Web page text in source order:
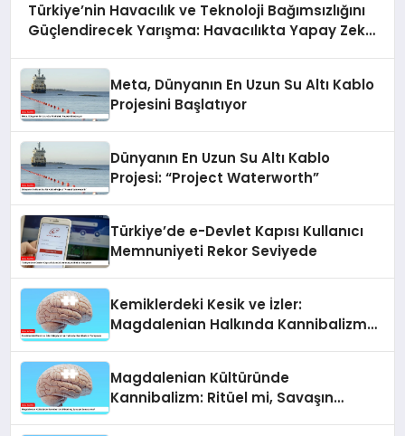
Türkiye’nin Havacılık ve Teknoloji Bağımsızlığını
Güçlendirecek Yarışma: Havacılıkta Yapay Zeka
Meta, Dünyanın En Uzun Su Altı Kablo
Projesini Başlatıyor
Dünyanın En Uzun Su Altı Kablo
Projesi: “Project Waterworth”
Türkiye’de e-Devlet Kapısı Kullanıcı
Memnuniyeti Rekor Seviyede
Kemiklerdeki Kesik ve İzler:
Magdalenian Halkında Kannibalizm
Magdalenian Kültüründe
Kannibalizm: Ritüel mi, Savaşın